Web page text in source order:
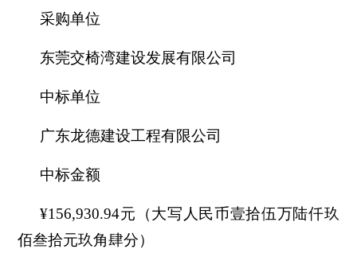
采购单位
东莞交椅湾建设发展有限公司
中标单位
广东龙德建设工程有限公司
中标金额
¥156,930.94元（大写人民币壹拾伍万陆仟玖
佰叁拾元玖角肆分）